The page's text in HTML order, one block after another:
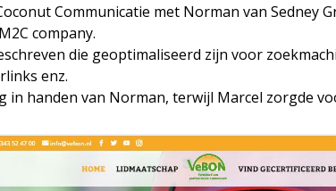
Communicatie met Norman van Sedney
company.
die geoptimaliseerd zijn voor
enz.
in handen van Norman, terwijl Marcel zorgde